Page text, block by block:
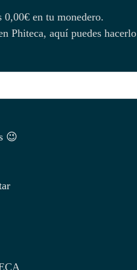
0,00€ en tu monedero.
Phiteca, aquí puedes
😉